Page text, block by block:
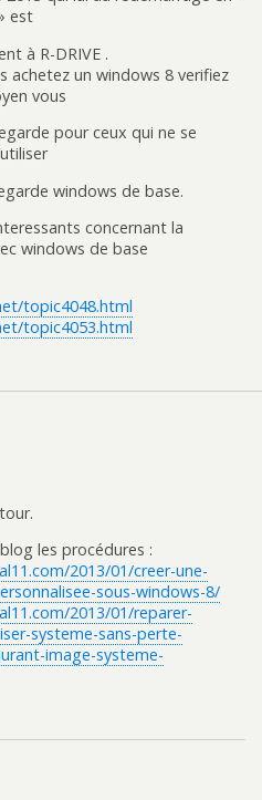
est
à R-DRIVE .
achetez un windows 8 verifiez
vous
pour ceux qui ne se
windows de base.
concernant la
windows de base
topic4048.html
topic4053.html
blog les procédures :
2013/01/creer-une-
sous-windows-8/
2013/01/reparer-
systeme-sans-perte-
image-systeme-